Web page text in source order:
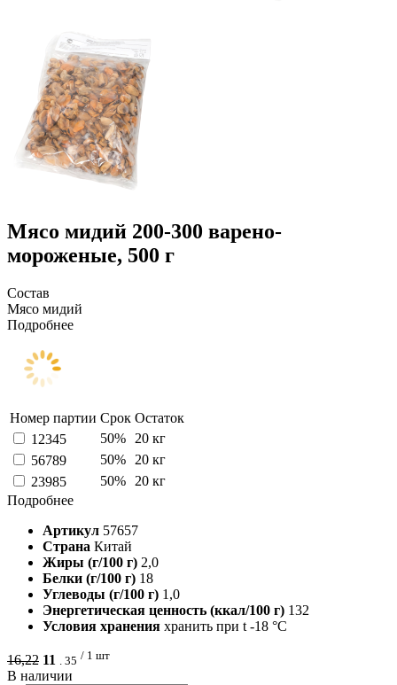
Мясо мидий 200-300 варено-
мороженые, 500 г
Состав
Мясо мидий
Подробнее
Номер партии Срок Остаток
12345
50%
20 кг
56789
50%
20 кг
23985
50%
20 кг
Подробнее
Артикул 57657
Страна Китай
Жиры (г/100 г) 2,0
Белки (г/100 г) 18
Углеводы (г/100 г) 1,0
Энергетическая ценность (ккал/100 г) 132
Условия хранения хранить при t -18 °C
16,22 11 . 35 / 1 шт
В наличии